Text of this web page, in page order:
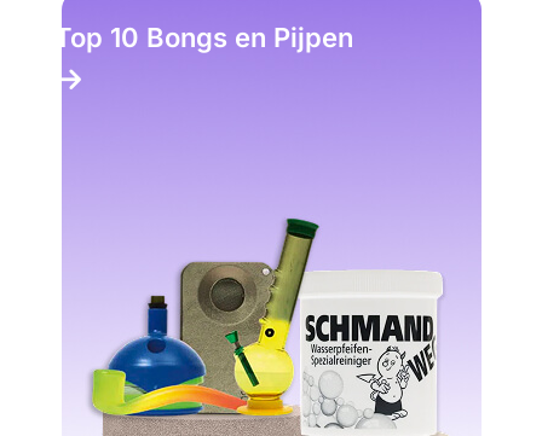
Top 10 Bongs en Pijpen